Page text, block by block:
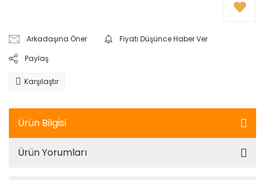
Arkadaşına Öner
Fiyatı Düşünce Haber Ver
Paylaş
Karşılaştır
Ürün Bilgisi
Ürün Yorumları